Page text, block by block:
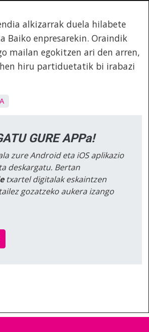
alkizarrak duela hilabete
Baiko enpresarekin. Oraindik
mailan egokitzen ari den arren,
hiru partiduetatik bi irabazi
GURE APPa!
zure Android eta iOS aplikazio
deskargatu. Bertan
txartel digitalak eskaintzen
gozatzeko aukera izango